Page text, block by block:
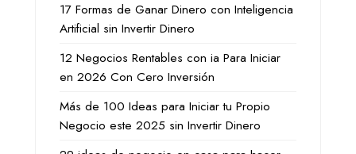
17 Formas de Ganar Dinero con Inteligencia
Artificial sin Invertir Dinero
12 Negocios Rentables con ia Para Iniciar
en 2026 Con Cero Inversión
Más de 100 Ideas para Iniciar tu Propio
Negocio este 2025 sin Invertir Dinero